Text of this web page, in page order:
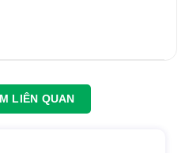
LIÊN QUAN